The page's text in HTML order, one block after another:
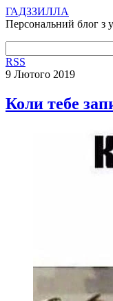
ГАДЗЗИЛЛА
Персональний блог з
RSS
9 Лютого 2019
Коли тебе